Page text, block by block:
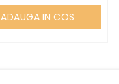
ADAUGA IN COS